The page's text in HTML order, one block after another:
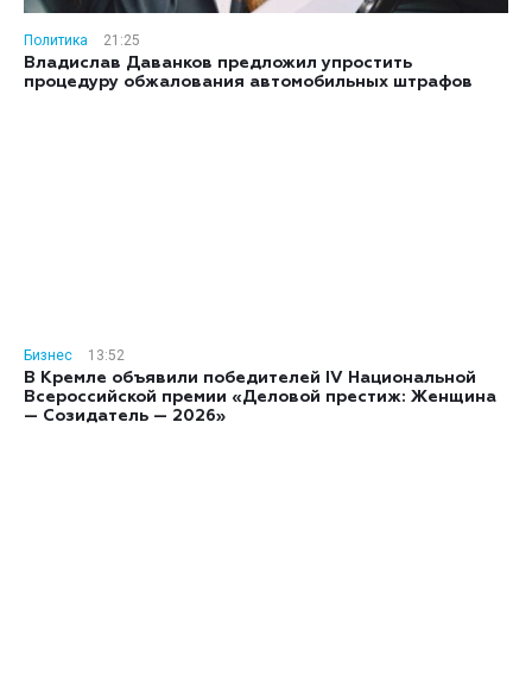
Политика
21:25
Владислав Даванков предложил упростить
процедуру обжалования автомобильных штрафов
Бизнес
13:52
В Кремле объявили победителей IV Национальной
Всероссийской премии «Деловой престиж: Женщина
— Созидатель — 2026»